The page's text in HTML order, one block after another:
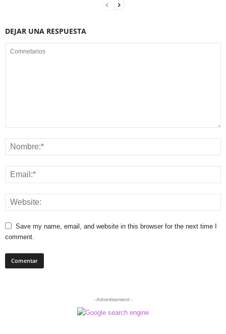
DEJAR UNA RESPUESTA
Save my name, email, and website in this browser for the next time I
comment.
- Advertisement -